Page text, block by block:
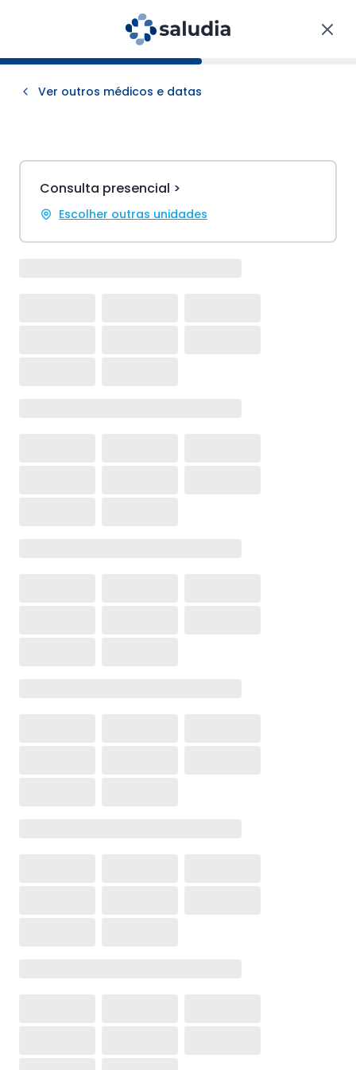
Ver outros médicos e datas
Consulta presencial >
Escolher outras unidades